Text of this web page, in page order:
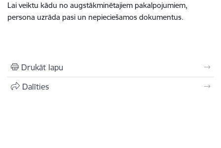
Lai veiktu kādu no augstākminētajiem pakalpojumiem,
persona uzrāda pasi un nepieciešamos dokumentus.
Drukāt lapu
Dalīties